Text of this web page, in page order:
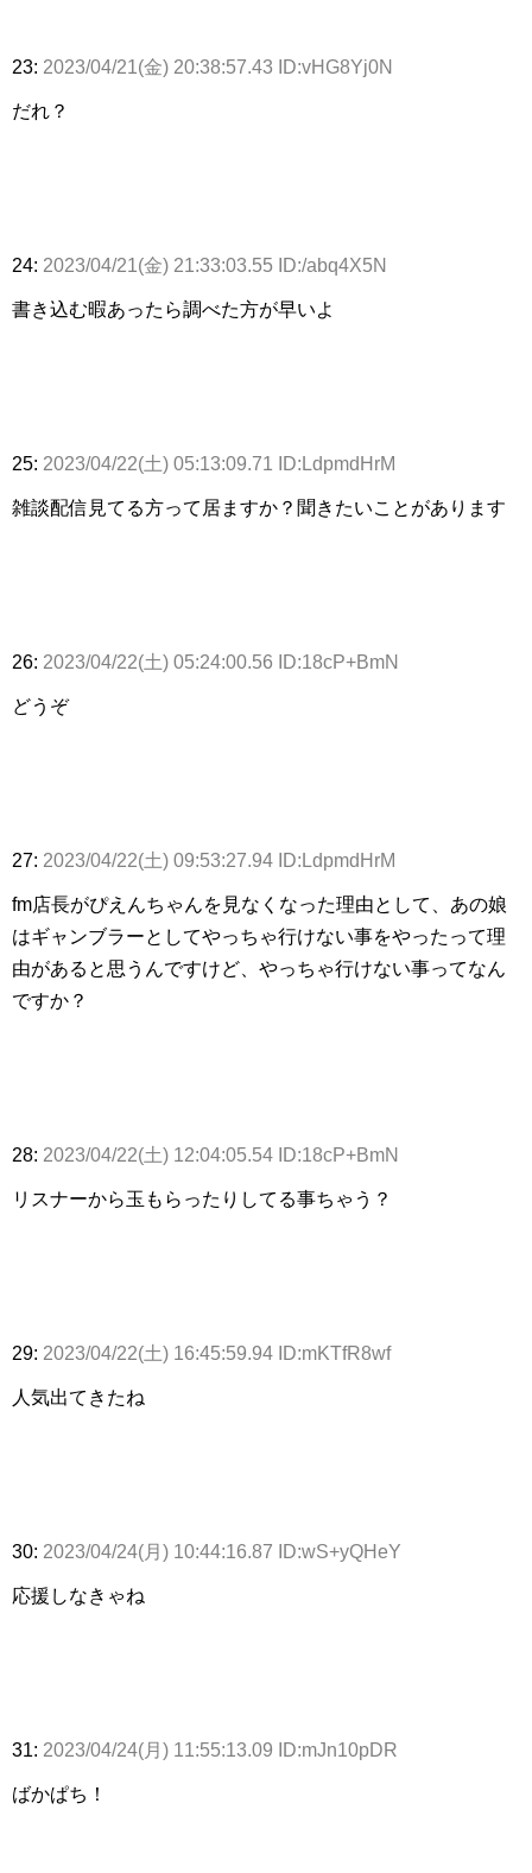
23: 2023/04/21(金) 20:38:57.43 ID:vHG8Yj0N
だれ？
24: 2023/04/21(金) 21:33:03.55 ID:/abq4X5N
書き込む暇あったら調べた方が早いよ
25: 2023/04/22(土) 05:13:09.71 ID:LdpmdHrM
雑談配信見てる方って居ますか？聞きたいことがあります
26: 2023/04/22(土) 05:24:00.56 ID:18cP+BmN
どうぞ
27: 2023/04/22(土) 09:53:27.94 ID:LdpmdHrM
fm店長がぴえんちゃんを見なくなった理由として、あの娘
はギャンブラーとしてやっちゃ行けない事をやったって理
由があると思うんですけど、やっちゃ行けない事ってなん
ですか？
28: 2023/04/22(土) 12:04:05.54 ID:18cP+BmN
リスナーから玉もらったりしてる事ちゃう？
29: 2023/04/22(土) 16:45:59.94 ID:mKTfR8wf
人気出てきたね
30: 2023/04/24(月) 10:44:16.87 ID:wS+yQHeY
応援しなきゃね
31: 2023/04/24(月) 11:55:13.09 ID:mJn10pDR
ばかぱち！